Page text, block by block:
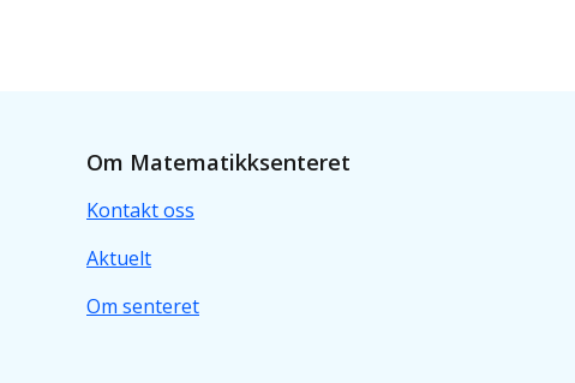
Om Matematikksenteret
Kontakt oss
Aktuelt
Om senteret